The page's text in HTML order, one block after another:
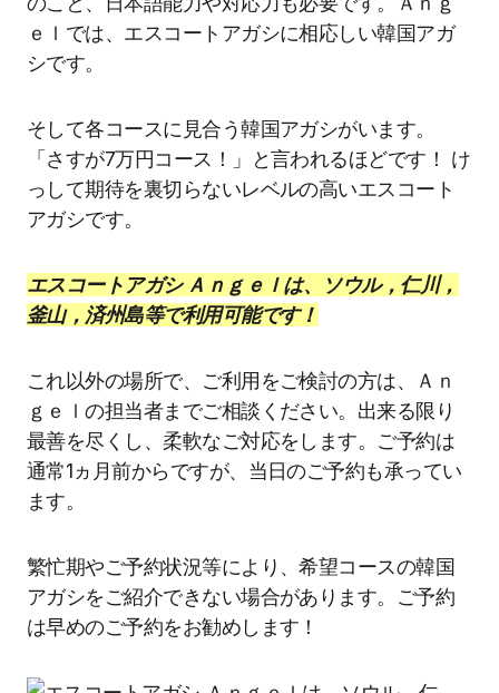
ｅｌでは、エスコートアガシに相応しい韓国アガ
シです。
そして各コースに見合う韓国アガシがいます。
「さすが7万円コース！」と言われるほどです！ け
っして期待を裏切らないレベルの高いエスコート
アガシです。
エスコートアガシ Ａｎｇｅｌは、ソウル，仁川，
釜山，済州島等で利用可能です！
これ以外の場所で、ご利用をご検討の方は、Ａｎ
ｇｅｌの担当者までご相談ください。出来る限り
最善を尽くし、柔軟なご対応をします。ご予約は
通常1ヵ月前からですが、当日のご予約も承ってい
ます。
繁忙期やご予約状況等により、希望コースの韓国
アガシをご紹介できない場合があります。ご予約
は早めのご予約をお勧めします！